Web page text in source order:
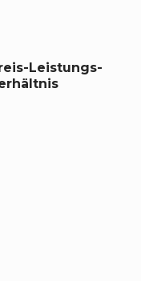
Leistungs-